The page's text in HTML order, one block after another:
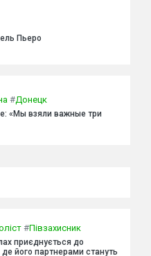
Пьеро
#Донецк
«Мы взяли важные три
#Півзахисник
приєднується до
його партнерами стануть